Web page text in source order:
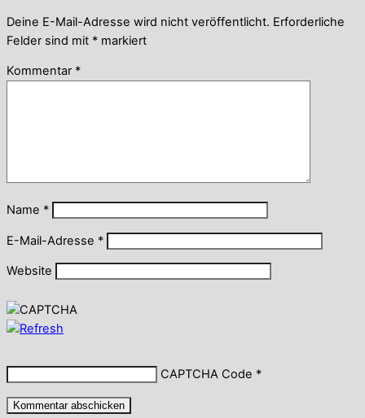
Deine E-Mail-Adresse wird nicht veröffentlicht. Erforderliche
Felder sind mit * markiert
Kommentar *
Name *
E-Mail-Adresse *
Website
CAPTCHA Code *